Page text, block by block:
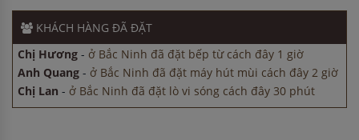
KHÁCH HÀNG ĐÃ ĐẶT
Anh Tuấn-ở Cần Thơ đã mua máy sấy bát cách đây 45
phút
Chị Hương-ở Bắc Ninh đã đặt bếp từ cách đây 1 giờ
Anh Quang
-ở Bắc Ninh đã đặt máy hút mùi cách đây 2 giờ
Chị Lan-ở Bắc Ninh đã đặt lò vi sóng cách đây 30 phút
Chị Hương-ở Quảng Ninh đã đặt máy rửa bát cách đây 5